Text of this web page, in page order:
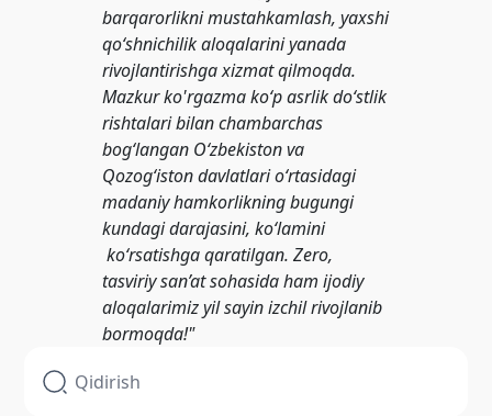
barqarorlikni mustahkamlash, yaxshi
qo‘shnichilik aloqalarini yanada
rivojlantirishga xizmat qilmoqda.
Mazkur ko'rgazma ko‘p asrlik do‘stlik
rishtalari bilan chambarchas
bog‘langan O‘zbekiston va
Qozog‘iston davlatlari o‘rtasidagi
madaniy hamkorlikning bugungi
kundagi darajasini, ko‘lamini
ko‘rsatishga qaratilgan. Zero,
tasviriy san’at sohasida ham ijodiy
aloqalarimiz yil sayin izchil rivojlanib
bormoqda!"